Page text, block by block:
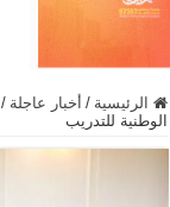
الرئيسية / أخبار عاجلة /
الوطنية للتدريب